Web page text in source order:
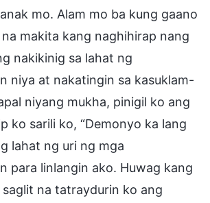
mo. Alam mo ba kung gaano
makita kang naghihirap nang
nakikinig sa lahat ng
niya at nakatingin sa kasuklam-
niyang mukha, pinigil ko ang
ko sarili ko, “Demonyo ka lang
lahat ng uri ng mga
para linlangin ako. Huwag kang
saglit na tatraydurin ko ang